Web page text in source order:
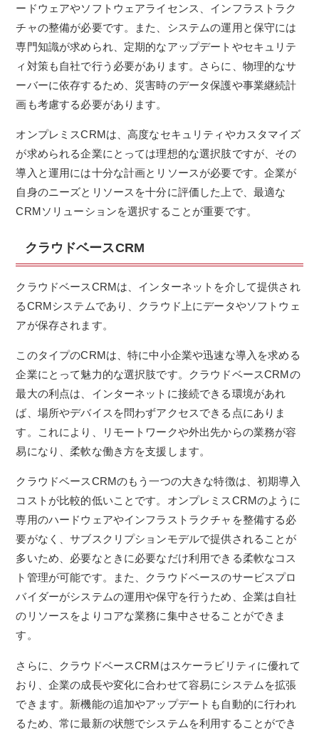
ードウェアやソフトウェアライセンス、インフラストラク
チャの整備が必要です。また、システムの運用と保守には
専門知識が求められ、定期的なアップデートやセキュリテ
ィ対策も自社で行う必要があります。さらに、物理的なサ
ーバーに依存するため、災害時のデータ保護や事業継続計
画も考慮する必要があります。
オンプレミスCRMは、高度なセキュリティやカスタマイズ
が求められる企業にとっては理想的な選択肢ですが、その
導入と運用には十分な計画とリソースが必要です。企業が
自身のニーズとリソースを十分に評価した上で、最適な
CRMソリューションを選択することが重要です。
クラウドベースCRM
クラウドベースCRMは、インターネットを介して提供され
るCRMシステムであり、クラウド上にデータやソフトウェ
アが保存されます。
このタイプのCRMは、特に中小企業や迅速な導入を求める
企業にとって魅力的な選択肢です。クラウドベースCRMの
最大の利点は、インターネットに接続できる環境があれ
ば、場所やデバイスを問わずアクセスできる点にありま
す。これにより、リモートワークや外出先からの業務が容
易になり、柔軟な働き方を支援します。
クラウドベースCRMのもう一つの大きな特徴は、初期導入
コストが比較的低いことです。オンプレミスCRMのように
専用のハードウェアやインフラストラクチャを整備する必
要がなく、サブスクリプションモデルで提供されることが
多いため、必要なときに必要なだけ利用できる柔軟なコス
ト管理が可能です。また、クラウドベースのサービスプロ
バイダーがシステムの運用や保守を行うため、企業は自社
のリソースをよりコアな業務に集中させることができま
す。
さらに、クラウドベースCRMはスケーラビリティに優れて
おり、企業の成長や変化に合わせて容易にシステムを拡張
できます。新機能の追加やアップデートも自動的に行われ
るため、常に最新の状態でシステムを利用することができ